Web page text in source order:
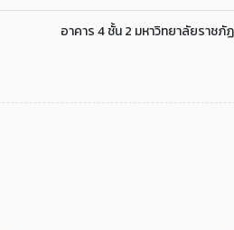
อาคาร 4 ชั้น 2 มหาวิทยาลัยราช